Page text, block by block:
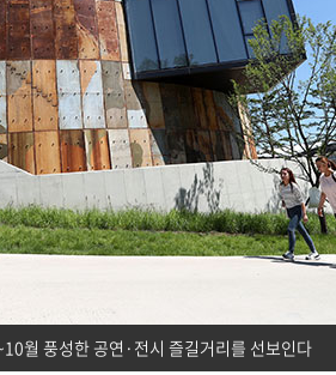
월 풍성한 공연·전시 즐길거리를 선보인다